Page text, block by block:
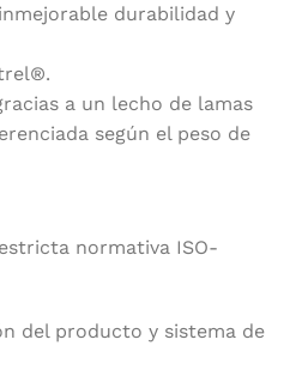
durabilidad y
a un lecho de lamas
según el peso de
normativa ISO-
del producto y sistema de